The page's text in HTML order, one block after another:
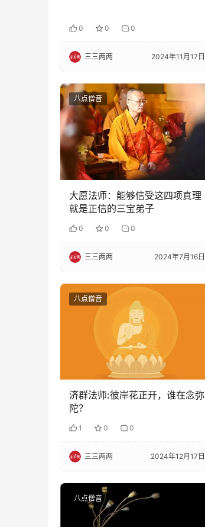
0 0 0
三三两两 2024年11月17日
八点僧音
大愿法师：能够信受这四项真理
就是正信的三宝弟子
0 0 0
三三两两 2024年7月16日
八点僧音
济群法师:彼岸花正开，谁在念弥
陀？
1 0 0
三三两两 2024年12月17日
八点僧音